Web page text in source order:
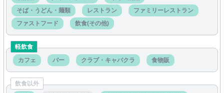
そば・うどん・麺類
レストラン
ファミリーレストラン
ファストフード
飲食(その他)
軽飲食
カフェ
バー クラブ・キャバクラ 食物販
飲食以外